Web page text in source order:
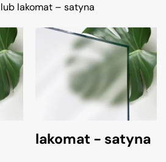
lakomat – satyna
lakomat - satyna